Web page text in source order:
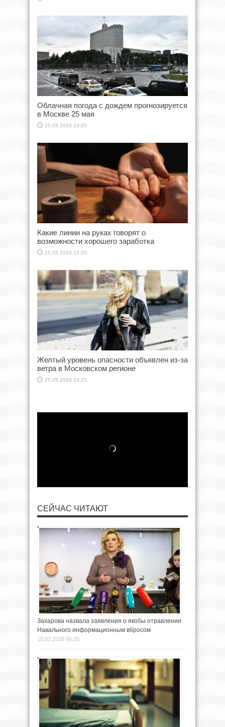
Облачная погода с дождем прогнозируется
в Москве 25 мая
25.05.2026 13:25
Какие линии на руках говорят о
возможности хорошего заработка
25.05.2026 13:25
Желтый уровень опасности объявлен из-за
ветра в Московском регионе
25.05.2026 13:25
СЕЙЧАС ЧИТАЮТ
Захарова назвала заявления о якобы отравлении
Навального информационным вбросом
15.02.2026 06:25